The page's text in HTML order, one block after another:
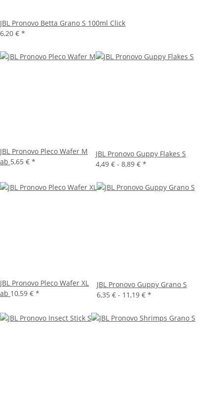
JBL Pronovo Betta Grano S 100ml Click
6,20 € *
JBL Pronovo Pleco Wafer M
ab 5,65 € *
JBL Pronovo Guppy Flakes S
4,49 € - 8,89 € *
JBL Pronovo Pleco Wafer XL
ab 10,59 € *
JBL Pronovo Guppy Grano S
6,35 € - 11,19 € *